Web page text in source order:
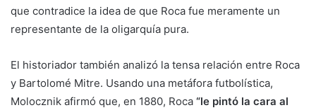
que contradice la idea de que Roca fue meramente un
representante de la oligarquía pura.
El historiador también analizó la tensa relación entre Roca
y Bartolomé Mitre. Usando una metáfora futbolística,
Molocznik afirmó que, en 1880, Roca “le pintó la cara al